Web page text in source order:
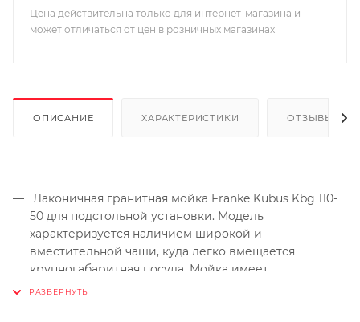
Цена действительна только для интернет-магазина и
может отличаться от цен в розничных магазинах
ОПИСАНИЕ ХАРАКТЕРИСТИКИ ОТЗЫВЫ
Лаконичная гранитная мойка Franke Kubus Kbg 110-
50 для подстольной установки. Модель
характеризуется наличием широкой и
вместительной чаши, куда легко вмещается
крупногабаритная посуда. Мойка имеет
специальное защитное покрытие, которое